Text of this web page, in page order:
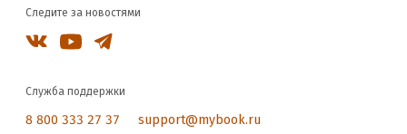
Следите за новостями
Служба поддержки
8 800 333 27 37 support@mybook.ru